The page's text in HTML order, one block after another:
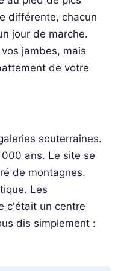
différente, chacun
jour de marche.
jambes, mais
de votre
souterraines.
ans. Le site se
de montagnes.
Les
c'était un centre
dis simplement :